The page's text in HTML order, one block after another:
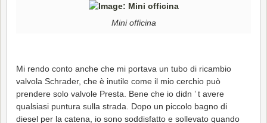
Mini officina
Mi rendo conto anche che mi portava un tubo di ricambio
valvola Schrader, che è inutile come il mio cerchio può
prendere solo valvole Presta. Bene che io didn ’ t avere
qualsiasi puntura sulla strada. Dopo un piccolo bagno di
diesel per la catena, io sono soddisfatto e sollevato quando